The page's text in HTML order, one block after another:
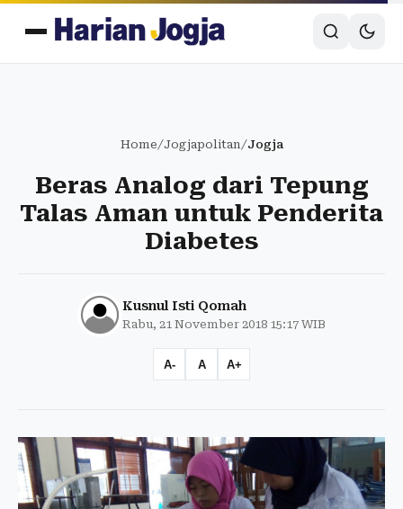
Home/Jogjapolitan/Jogja
Beras Analog dari Tepung
Talas Aman untuk Penderita
Diabetes
Kusnul Isti Qomah
Rabu, 21 November 2018 15:17 WIB
A- A A+